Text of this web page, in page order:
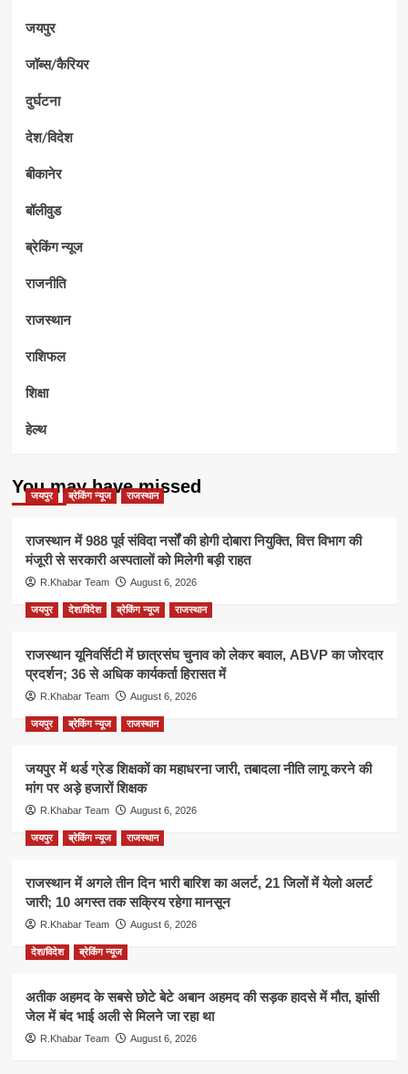
जयपुर
जॉब्स/कैरियर
दुर्घटना
देश/विदेश
बीकानेर
बॉलीवुड
ब्रेकिंग न्यूज
राजनीति
राजस्थान
राशिफल
शिक्षा
हेल्थ
You may have missed
जयपुर ब्रेकिंग न्यूज राजस्थान
राजस्थान में 988 पूर्व संविदा नर्सों की होगी दोबारा नियुक्ति, वित्त विभाग की
मंजूरी से सरकारी अस्पतालों को मिलेगी बड़ी राहत
R.Khabar Team August 6, 2026
जयपुर देश/विदेश ब्रेकिंग न्यूज राजस्थान
राजस्थान यूनिवर्सिटी में छात्रसंघ चुनाव को लेकर बवाल, ABVP का जोरदार
प्रदर्शन; 36 से अधिक कार्यकर्ता हिरासत में
R.Khabar Team August 6, 2026
जयपुर ब्रेकिंग न्यूज राजस्थान
जयपुर में थर्ड ग्रेड शिक्षकों का महाधरना जारी, तबादला नीति लागू करने की
मांग पर अड़े हजारों शिक्षक
R.Khabar Team August 6, 2026
जयपुर ब्रेकिंग न्यूज राजस्थान
राजस्थान में अगले तीन दिन भारी बारिश का अलर्ट, 21 जिलों में येलो अलर्ट
जारी; 10 अगस्त तक सक्रिय रहेगा मानसून
R.Khabar Team August 6, 2026
देश/विदेश ब्रेकिंग न्यूज
अतीक अहमद के सबसे छोटे बेटे अबान अहमद की सड़क हादसे में मौत, झांसी
जेल में बंद भाई अली से मिलने जा रहा था
R.Khabar Team August 6, 2026